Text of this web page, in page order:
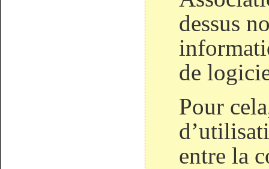
dessus
de
Pour
entre la